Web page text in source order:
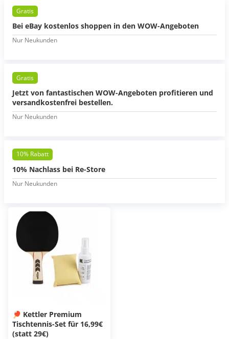
Gratis
Bei eBay kostenlos shoppen in den WOW-Angeboten
Nur Neukunden
Gratis
Jetzt von fantastischen WOW-Angeboten profitieren und
versandkostenfrei bestellen.
Nur Neukunden
10% Rabatt
10% Nachlass bei Re-Store
Nur Neukunden
🏓 Kettler Premium
Tischtennis-Set für 16,99€
(statt 29€)